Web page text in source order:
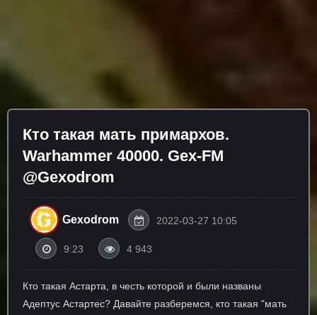
Кто такая мать примархов.
Warhammer 40000. Gex-FM
@Gexodrom ​
Gexodrom 2022-03-27 10:05
9:23 4 943
Кто такая Астарта, в честь которой и были названы
Адептус Астартес? Давайте разберемся, кто такая "мать